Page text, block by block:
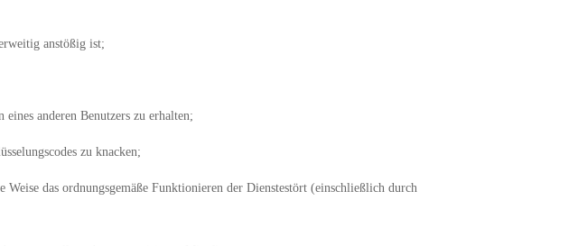
anstößig ist;
anderen Benutzers zu erhalten;
zu knacken;
das ordnungsgemäße Funktionieren der Dienstestört (einschließlich durch